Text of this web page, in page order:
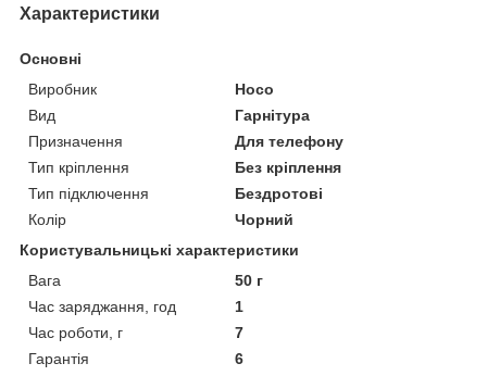
Характеристики
Основні
Виробник
Hoco
Вид
Гарнітура
Призначення
Для телефону
Тип кріплення
Без кріплення
Тип підключення
Бездротові
Колір
Чорний
Користувальницькі характеристики
Вага
50 г
Час заряджання, год
1
Час роботи, г
7
Гарантія
6